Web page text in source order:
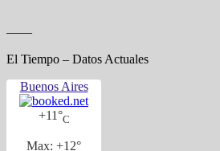
——
El Tiempo – Datos Actuales
Buenos Aires
+11°C
Max: +12°